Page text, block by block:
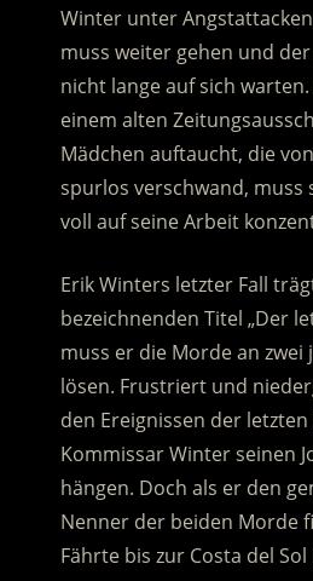
Winter unter
muss weiter gehen und
nicht lange auf sich
einem alten
Mädchen auftaucht, die
spurlos verschwand, muss
voll auf seine Arbeit
Erik Winters letzter Fall
bezeichnenden Titel „Der
muss er die Morde an zwei
lösen. Frustriert und
den Ereignissen der
Kommissar Winter seinen
hängen. Doch als er den
Nenner der beiden Morde
Fährte bis zur Costa del